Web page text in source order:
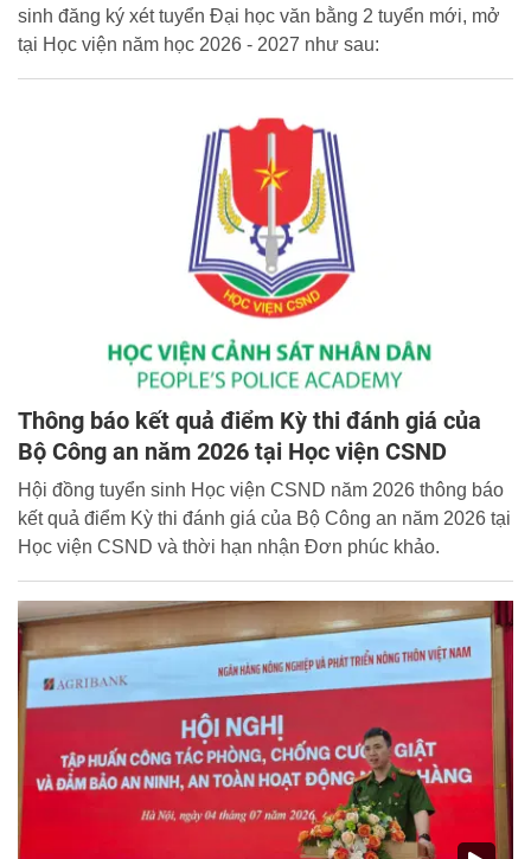
sinh đăng ký xét tuyển Đại học văn bằng 2 tuyển mới, mở
tại Học viện năm học 2026 - 2027 như sau:
Thông báo kết quả điểm Kỳ thi đánh giá của
Bộ Công an năm 2026 tại Học viện CSND
Hội đồng tuyển sinh Học viện CSND năm 2026 thông báo
kết quả điểm Kỳ thi đánh giá của Bộ Công an năm 2026 tại
Học viện CSND và thời hạn nhận Đơn phúc khảo.